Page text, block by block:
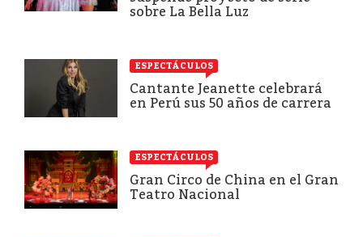
sobre La Bella Luz
ESPECTÁCULOS
Cantante Jeanette celebrará
en Perú sus 50 años de carrera
ESPECTÁCULOS
Gran Circo de China en el Gran
Teatro Nacional